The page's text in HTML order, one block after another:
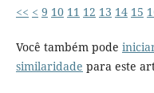
<< < 9 10 11 12 13 14 15
Você também pode
similaridade para este